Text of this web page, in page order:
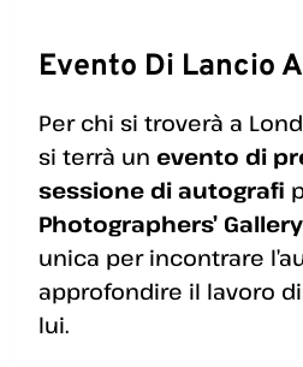
Evento Di Lancio
Per chi si troverà a
si terrà un evento di
sessione di autografi
Photographers’ Gallery
unica per incontrare
approfondire il lavoro
lui.